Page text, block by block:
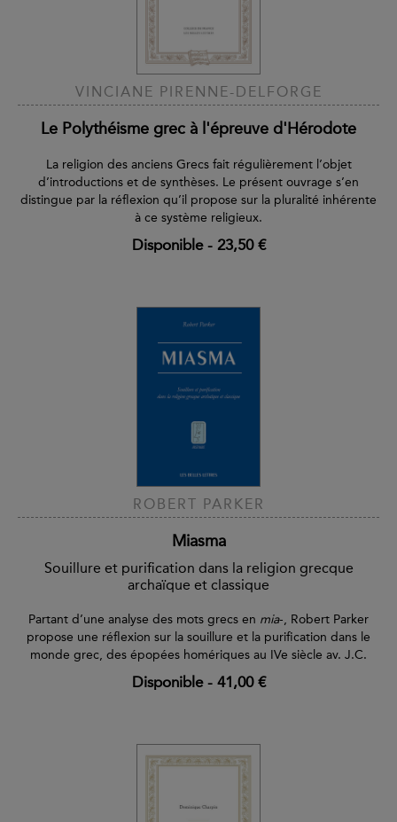
VINCIANE PIRENNE-DELFORGE
Le Polythéisme grec à l'épreuve d'Hérodote
La religion des anciens Grecs fait régulièrement l’objet
d’introductions et de synthèses. Le présent ouvrage s’en
distingue par la réflexion qu’il propose sur la pluralité inhérente
à ce système religieux.
Disponible- 23,50 €
ROBERT PARKER
Miasma
Souillure et purification dans la religion grecque
archaïque et classique
Partant d’une analyse des mots grecs en mia-, Robert Parker
propose une réflexion sur la souillure et la purification dans le
monde grec, des épopées homériques au IVe siècle av. J.C.
Disponible- 41,00 €